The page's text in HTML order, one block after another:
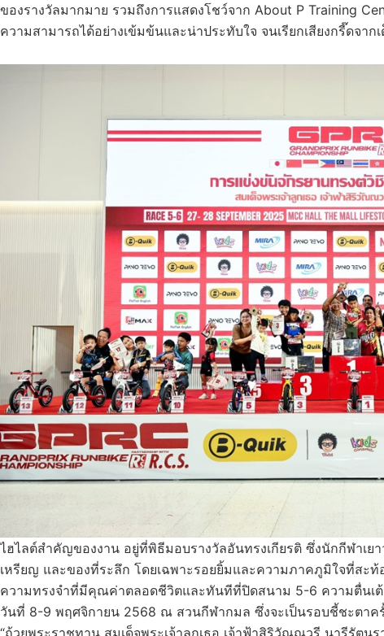
ของรางวัลมากมาย รวมถึงการแสดงโชว์จาก About P Training
ความสามารถได้อย่างเข้มข้นและน่าประทับใจ จนเรียกเสียงกรี๊ดจา
ไฮไลต์สำคัญของงาน อยู่ที่พิธีมอบรางวัลอันทรงเกียรติ ซึ่งนักกีฬาเย
เหรียญ และของที่ระลึก โดยเฉพาะรอยยิ้มและความภาคภูมิใจที่สะ
ความทรงจำที่มีคุณค่าตลอดชีวิตและทันทีที่ปิดสนาม 5-6 ความตื่นเ
วันที่ 8-9 พฤศจิกายน 2568 ณ สวนกีฬากมล ซึ่งจะเป็นรอบชี้ชะตาค